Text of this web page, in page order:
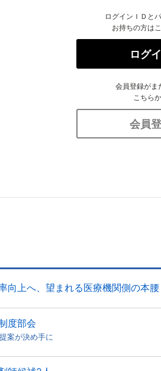
ログインＩＤと
お持ちの方は
ログ
会員登録がま
こちら
会員
向上へ、望まれる医療機関側の本腰
度部会
案が決め手に